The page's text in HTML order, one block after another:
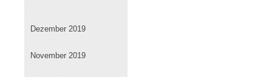
Dezember 2019
November 2019